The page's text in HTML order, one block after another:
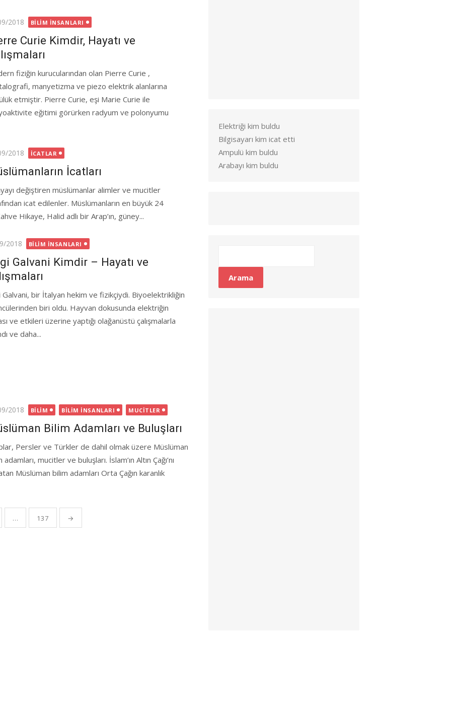
2018 BILIM İNSANLARI
Curie Kimdir, Hayatı ve
fiziğin kurucularından olan Pierre Curie ,
manyetizma ve piezo elektrik alanlarına
etmiştir. Pierre Curie, eşi Marie Curie ile
eğitimi görürken radyum ve polonyumu
2018 İCATLAR
İcatları
değiştiren müslümanlar alimler ve mucitler
icat edilenler. Müslümanların en büyük 24
Hikaye, Halid adlı bir Arap’ın, güney...
2018 BILIM İNSANLARI
Galvani Kimdir – Hayatı ve
Galvani, bir İtalyan hekim ve fizikçiydi. Biyoelektrikliğin
biri oldu. Hayvan dokusunda elektriğin
ve etkileri üzerine yaptığı olağanüstü çalışmalarla
ve daha...
2018 BILIM BILIM İNSANLARI MUCITLER
Bilim Adamları ve Buluşları
Persler ve Türkler de dahil olmak üzere Müslüman
adamları, mucitler ve buluşları. İslam’ın Altın Çağı’nı
Müslüman bilim adamları Orta Çağın karanlık
… 137 →
Elektriği kim buldu
Bilgisayarı kim icat etti
Ampulü kim buldu
Arabayı kim buldu